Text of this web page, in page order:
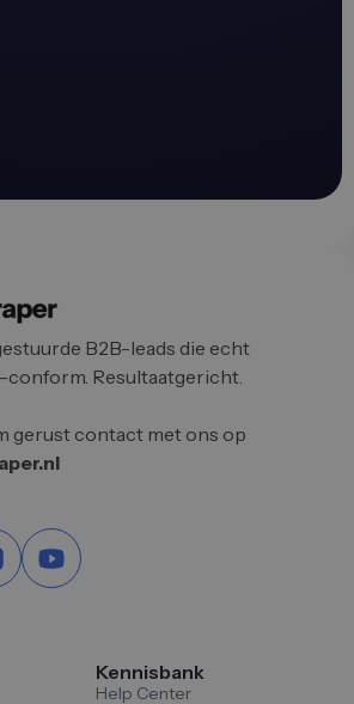
B2B-leads die echt
Resultaatgericht.
gerust contact met ons op
Kennisbank
Help Center